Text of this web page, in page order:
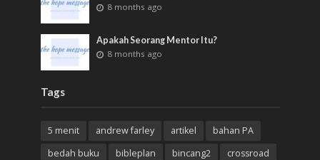
8 months ago
Apakah Seorang Mentor Itu?
8 months ago
Tags
5 menit andrew farley artikel
bahan PA
bedah buku
bibleplan bincang2
crossroad